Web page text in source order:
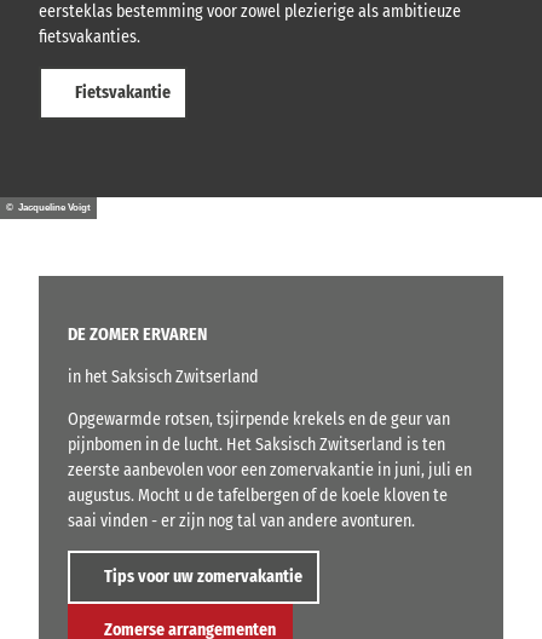
eersteklas bestemming voor zowel plezierige als ambitieuze
fietsvakanties.
Fietsvakantie
© Jacqueline Voigt
DE ZOMER ERVAREN
in het Saksisch Zwitserland
Opgewarmde rotsen, tsjirpende krekels en de geur van
pijnbomen in de lucht. Het Saksisch Zwitserland is ten
zeerste aanbevolen voor een zomervakantie in juni, juli en
augustus. Mocht u de tafelbergen of de koele kloven te
saai vinden - er zijn nog tal van andere avonturen.
Tips voor uw zomervakantie
Zomerse arrangementen